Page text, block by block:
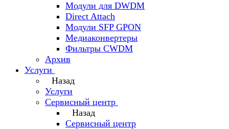
Модули для DWDM
Direct Attach
Модули SFP GPON
Медиаконвертеры
Фильтры CWDM
Архив
Услуги
Назад
Услуги
Сервисный центр
Назад
Сервисный центр